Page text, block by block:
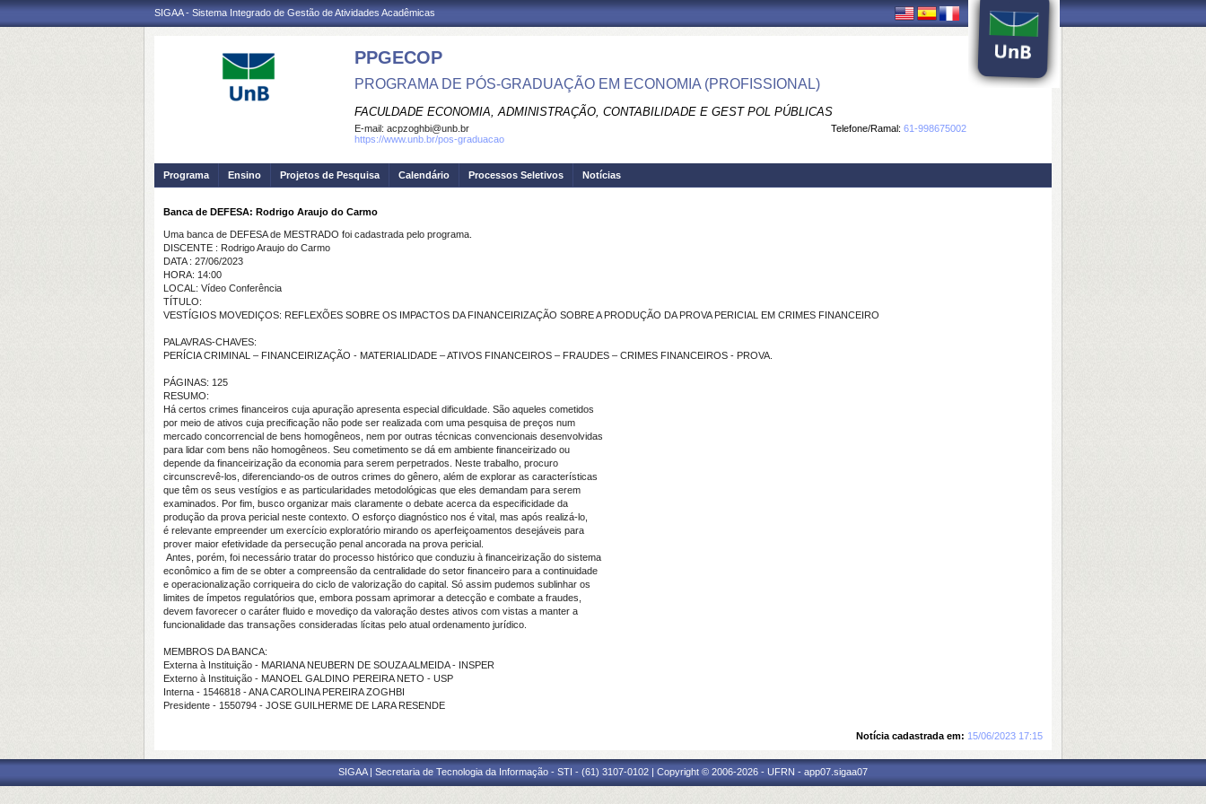
SIGAA - Sistema Integrado de Gestão de Atividades Acadêmicas
PPGECOP
PROGRAMA DE PÓS-GRADUAÇÃO EM ECONOMIA (PROFISSIONAL)
FACULDADE ECONOMIA, ADMINISTRAÇÃO, CONTABILIDADE E GEST POL PÚBLICAS
Telefone/Ramal: 61-998675002
E-mail: acpzoghbi@unb.br
https://www.unb.br/pos-graduacao
Programa Ensino Projetos de Pesquisa Calendário Processos Seletivos Notícias
Banca de DEFESA: Rodrigo Araujo do Carmo
Uma banca de DEFESA de MESTRADO foi cadastrada pelo programa.
DISCENTE : Rodrigo Araujo do Carmo
DATA : 27/06/2023
HORA: 14:00
LOCAL: Vídeo Conferência
TÍTULO:
VESTÍGIOS MOVEDIÇOS: REFLEXÕES SOBRE OS IMPACTOS DA FINANCEIRIZAÇÃO SOBRE A PRODUÇÃO DA PROVA PERICIAL EM CRIMES FINANCEIRO
PALAVRAS-CHAVES:
PERÍCIA CRIMINAL – FINANCEIRIZAÇÃO - MATERIALIDADE – ATIVOS FINANCEIROS – FRAUDES – CRIMES FINANCEIROS - PROVA.
PÁGINAS: 125
RESUMO:
Há certos crimes financeiros cuja apuração apresenta especial dificuldade. São aqueles cometidos
por meio de ativos cuja precificação não pode ser realizada com uma pesquisa de preços num
mercado concorrencial de bens homogêneos, nem por outras técnicas convencionais desenvolvidas
para lidar com bens não homogêneos. Seu cometimento se dá em ambiente financeirizado ou
depende da financeirização da economia para serem perpetrados. Neste trabalho, procuro
circunscrevê-los, diferenciando-os de outros crimes do gênero, além de explorar as características
que têm os seus vestígios e as particularidades metodológicas que eles demandam para serem
examinados. Por fim, busco organizar mais claramente o debate acerca da especificidade da
produção da prova pericial neste contexto. O esforço diagnóstico nos é vital, mas após realizá-lo,
é relevante empreender um exercício exploratório mirando os aperfeiçoamentos desejáveis para
prover maior efetividade da persecução penal ancorada na prova pericial.
Antes, porém, foi necessário tratar do processo histórico que conduziu à financeirização do sistema
econômico a fim de se obter a compreensão da centralidade do setor financeiro para a continuidade
e operacionalização corriqueira do ciclo de valorização do capital. Só assim pudemos sublinhar os
limites de ímpetos regulatórios que, embora possam aprimorar a detecção e combate a fraudes,
devem favorecer o caráter fluido e movediço da valoração destes ativos com vistas a manter a
funcionalidade das transações consideradas lícitas pelo atual ordenamento jurídico.
MEMBROS DA BANCA:
Externa à Instituição - MARIANA NEUBERN DE SOUZA ALMEIDA - INSPER
Externo à Instituição - MANOEL GALDINO PEREIRA NETO - USP
Interna - 1546818 - ANA CAROLINA PEREIRA ZOGHBI
Presidente - 1550794 - JOSE GUILHERME DE LARA RESENDE
Notícia cadastrada em: 15/06/2023 17:15
SIGAA | Secretaria de Tecnologia da Informação - STI - (61) 3107-0102 | Copyright © 2006-2026 - UFRN - app07.sigaa07